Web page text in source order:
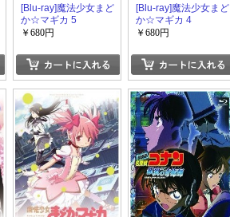
[Blu-ray]魔法少女まど
か☆マギカ 5
￥680円
[Blu-ray]魔法少女まど
か☆マギカ 4
￥680円